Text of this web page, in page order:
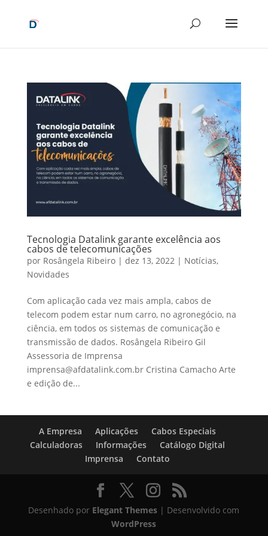
Tecnologia Datalink garante excelência aos
cabos de telecomunicações
por Rosângela Ribeiro| dez 13, 2022| Notícias,
Novidades
Com aplicação cada vez mais ampla, cabos de
telecom podem estar num carro, no agronegócio, na
ciência, em todos os sistemas de comunicação e
transmissão de dados. Rosângela Ribeiro Gil
Assessoria de Imprensa
imprensa@afdatalink.com.br Cristina Camacho Arte
e edição de...
A Empresa Aplicações
Cabos Especiais
Calculadoras
Informações
Catálogo Digital
Imprensa
Contato
Desenhado por Elegant Themes | Desenvolvido com
WordPress